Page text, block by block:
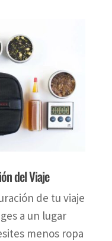
del Viaje
de tu viaje
a un lugar
menos ropa